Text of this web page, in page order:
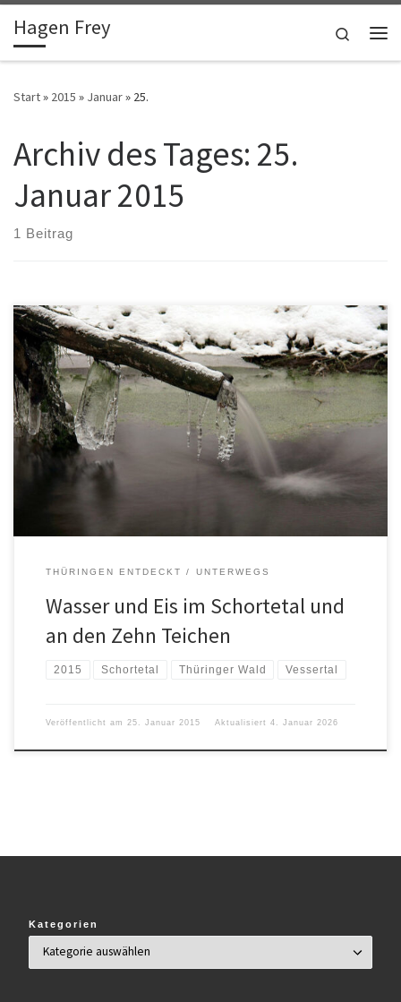
Zum Inhalt springen
Hagen Frey
Search
Start» 2015 » Januar» 25.
Archiv des Tages: 25.
Januar 2015
1 Beitrag
THÜRINGEN ENTDECKT UNTERWEGS
Wasser und Eis im Schortetal und
an den Zehn Teichen
2015 Schortetal Thüringer Wald Vessertal
Veröffentlicht am 25. Januar 2015 Aktualisiert 4. Januar 2026
Kategorien